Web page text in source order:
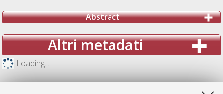
Abstract
Altri metadati
Loading...